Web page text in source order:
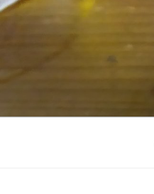
Skip